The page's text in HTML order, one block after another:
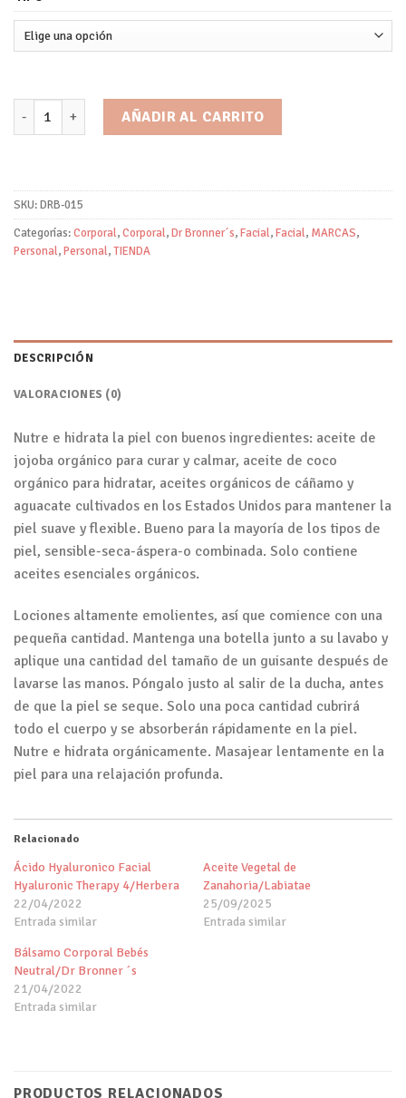
Loción Corporal Orgánica/Dr Bronner`s cantidad
AÑADIR AL CARRITO
SKU:DRB-015
Categorías:Corporal,Corporal,Dr Bronner´s,Facial,Facial, MARCAS,
Personal,Personal,TIENDA
DESCRIPCIÓN
VALORACIONES (0)
Nutre e hidrata la piel con buenos ingredientes: aceite de
jojoba orgánico para curar y calmar, aceite de coco
orgánico para hidratar, aceites orgánicos de cáñamo y
aguacate cultivados en los Estados Unidos para mantener la
piel suave y flexible. Bueno para la mayoría de los tipos de
piel, sensible-seca-áspera-o combinada. Solo contiene
aceites esenciales orgánicos.
Lociones altamente emolientes, así que comience con una
pequeña cantidad. Mantenga una botella junto a su lavabo y
aplique una cantidad del tamaño de un guisante después de
lavarse las manos. Póngalo justo al salir de la ducha, antes
de que la piel se seque. Solo una poca cantidad cubrirá
todo el cuerpo y se absorberán rápidamente en la piel.
Nutre e hidrata orgánicamente. Masajear lentamente en la
piel para una relajación profunda.
Relacionado
Ácido Hyaluronico Facial
Hyaluronic Therapy 4/Herbera
22/04/2022
Entrada similar
Aceite Vegetal de
Zanahoria/Labiatae
25/09/2025
Entrada similar
Bálsamo Corporal Bebés
Neutral/Dr Bronner ´s
21/04/2022
Entrada similar
PRODUCTOS RELACIONADOS